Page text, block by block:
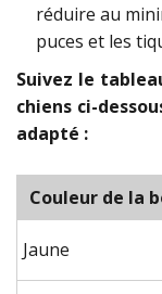
réduire au
puces et les
Suivez le
chiens ci-
adapté :
Couleur de la
Jaune